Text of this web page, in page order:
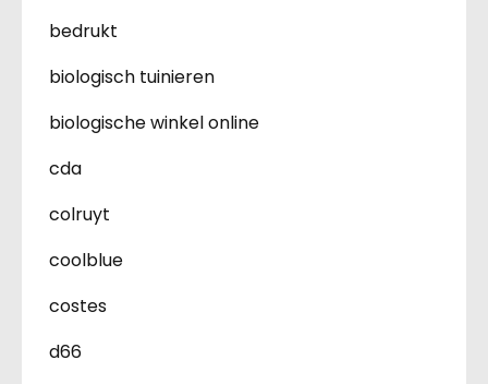
bedrukt
biologisch tuinieren
biologische winkel online
cda
colruyt
coolblue
costes
d66